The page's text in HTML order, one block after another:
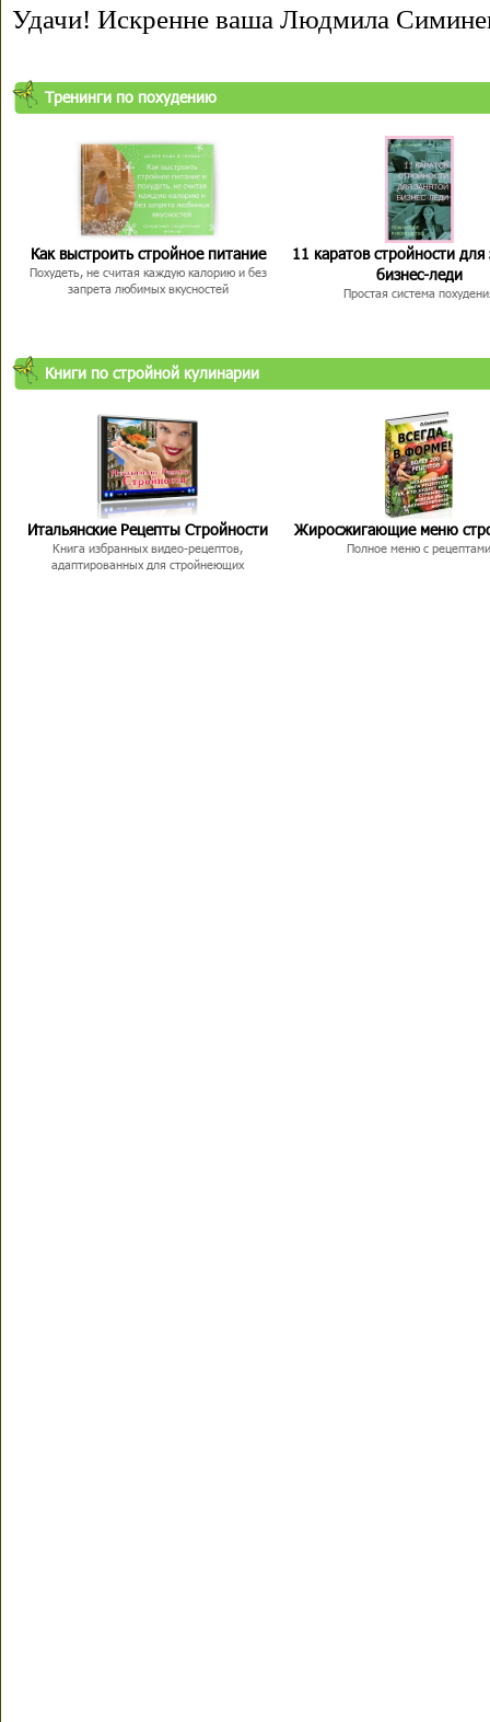
Удачи! Искренне ваша Людмила
Тренинги по похудению
Как выстроить стройное питание
Похудеть, не считая каждую калорию и без
запрета любимых вкусностей
11 каратов стройности для
бизнес-леди
Простая система
Книги по стройной кулинарии
Итальянские Рецепты Стройности
Книга избранных видео-рецептов,
адаптированных для стройнеющих
Жиросжигающие меню
Полное меню с рецептами